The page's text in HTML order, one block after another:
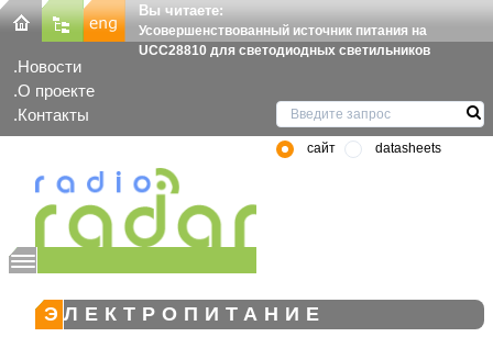
Вы читаете:
Усовершенствованный источник питания на
UCC28810 для светодиодных светильников
Новости
О проекте
Контакты
сайт datasheets
ЭЛЕКТРОПИТАНИЕ